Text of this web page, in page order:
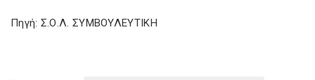
Πηγή: Σ.Ο.Λ. ΣΥΜΒΟΥΛΕΥΤΙΚΗ